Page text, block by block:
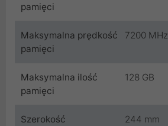
pamięci
Maksymalna prędkość
pamięci
7200 MHz
Maksymalna ilość
pamięci
128 GB
Szerokość 244 mm